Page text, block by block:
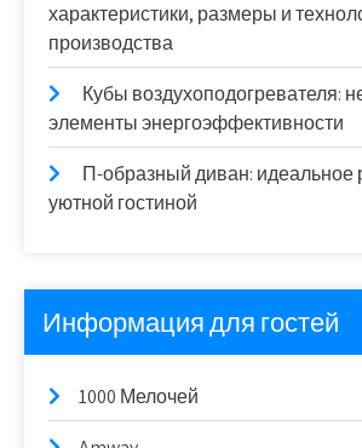
характеристики, размеры и
производства
Кубы воздухоподогревателя:
элементы энергоэффективности
П-образный диван: идеальное
уютной гостиной
Информация для гостей
1000 Мелочей